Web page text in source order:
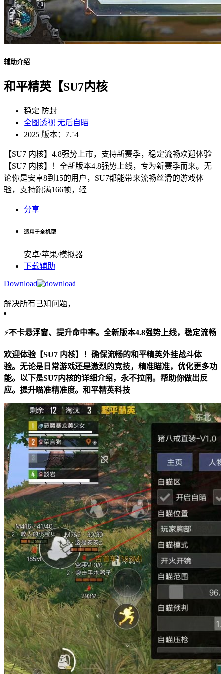
辅助介绍
和平精英【SU7内核
稳定 防封
全图透视 无后自瞄
2025 版本：7.54
【SU7 内核】4.8强势上市，支持新赛季，稳定流畅欢迎体验
【SU7 内核】！全新版本4.8强势上线，专为新赛季而来。无
论你是安卓8到15的用户，SU7都能带来流畅丝滑的游戏体
验，支持跑满166帧，轻
分享
适用于全机型
安卓/苹果/模拟器
下载辅助
Download
解决所有已知问题，
⚡不卡悬浮窗、提升命中率。全新版本4.8强势上线，稳定流畅
欢迎体验【SU7 内核】！确保流畅的和平精英外挂战斗体
验。无论是日常游戏还是激烈的竞技，精准瞄准，优化更多功
能。以下是SU7内核的详细介绍，永不拉闸。帮助你做出反
应。提升瞄准精准度。 和平精英科技